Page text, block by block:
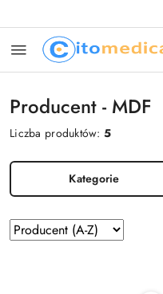
Producent - MDF
Liczba produktów:5
Kategorie
Zastosowano
sortowanie:
Sortuj
według